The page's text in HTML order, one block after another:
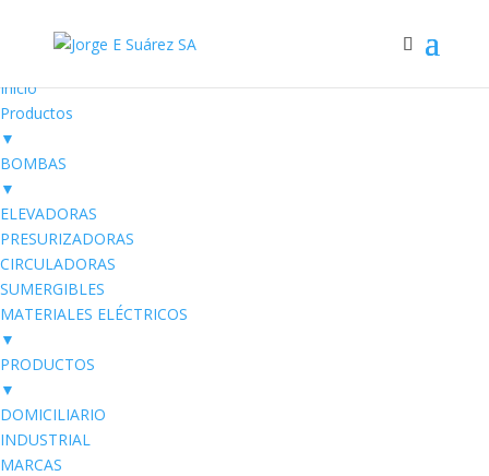
Electro SUAREZ
Inicio
Productos
▼
BOMBAS
▼
ELEVADORAS
PRESURIZADORAS
CIRCULADORAS
SUMERGIBLES
MATERIALES ELÉCTRICOS
▼
PRODUCTOS
▼
DOMICILIARIO
INDUSTRIAL
MARCAS